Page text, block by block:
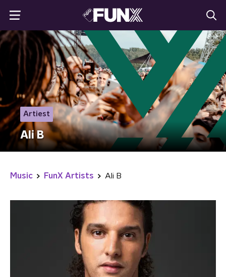
Artiest
Ali B
Music FunX Artists Ali B